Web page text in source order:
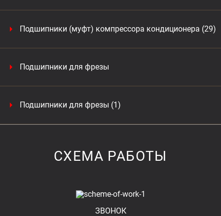
Подшипники (муфт) компрессора кондиционера (29)
Подшипники для фрезы
Подшипники для фрезы (1)
СХЕМА РАБОТЫ
ЗВОНОК